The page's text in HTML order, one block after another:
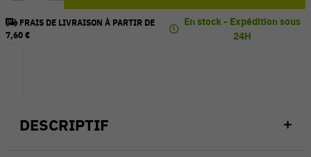
DESCRIPTIF
FRAIS DE LIVRAISON À PARTIR DE
7,60 €
En stock - Expédition sous
24H